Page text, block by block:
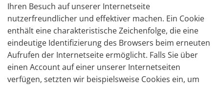
Ihren Besuch auf unserer Internetseite
nutzerfreundlicher und effektiver machen. Ein Cookie
enthält eine charakteristische Zeichenfolge, die eine
eindeutige Identifizierung des Browsers beim erneuten
Aufrufen der Internetseite ermöglicht. Falls Sie über
einen Account auf einer unserer Internetseiten
verfügen, setzten wir beispielsweise Cookies ein, um